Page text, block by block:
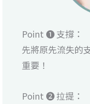
Point ❶ 支撐：
先將原先流失的
重要！
Point ❷ 拉提：